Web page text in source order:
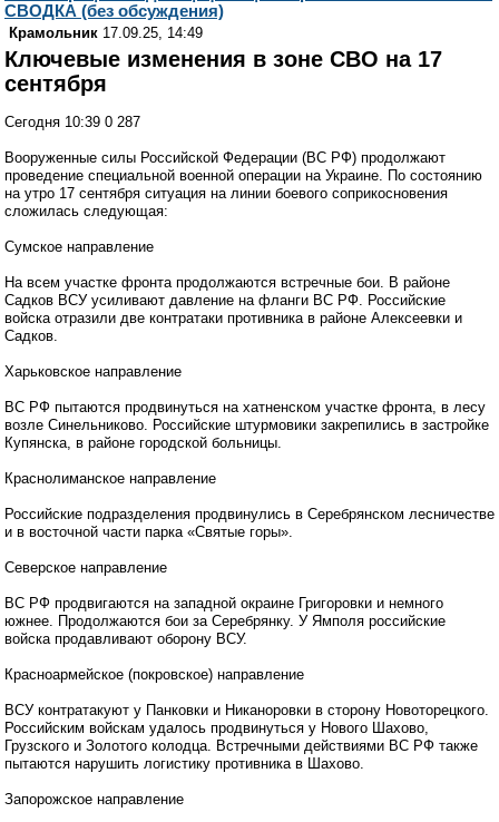
СВОДКА (без обсуждения)
Крамольник 17.09.25, 14:49
Ключевые изменения в зоне СВО на 17
сентября
Сегодня 10:39 0 287
Вооруженные силы Российской Федерации (ВС РФ) продолжают
проведение специальной военной операции на Украине. По состоянию
на утро 17 сентября ситуация на линии боевого соприкосновения
сложилась следующая:
Сумское направление
На всем участке фронта продолжаются встречные бои. В районе
Садков ВСУ усиливают давление на фланги ВС РФ. Российские
войска отразили две контратаки противника в районе Алексеевки и
Садков.
Харьковское направление
ВС РФ пытаются продвинуться на хатненском участке фронта, в лесу
возле Синельниково. Российские штурмовики закрепились в застройке
Купянска, в районе городской больницы.
Краснолиманское направление
Российские подразделения продвинулись в Серебрянском лесничестве
и в восточной части парка «Святые горы».
Северское направление
ВС РФ продвигаются на западной окраине Григоровки и немного
южнее. Продолжаются бои за Серебрянку. У Ямполя российские
войска продавливают оборону ВСУ.
Красноармейское (покровское) направление
ВСУ контратакуют у Панковки и Никаноровки в сторону Новоторецкого.
Российским войскам удалось продвинуться у Нового Шахово,
Грузского и Золотого колодца. Встречными действиями ВС РФ также
пытаются нарушить логистику противника в Шахово.
Запорожское направление